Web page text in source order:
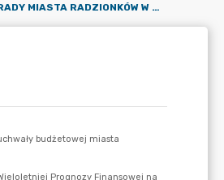
LII SESJA RADY MIASTA RADZIONKÓW W DNIU 26 STYCZNIA 2023 ROKU